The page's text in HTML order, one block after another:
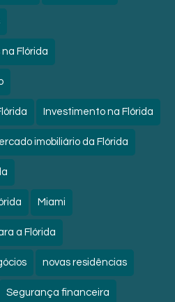
Flórida
Investimento na Flórida
imobiliário da Flórida
Miami
a Flórida
novas residências
Segurança financeira